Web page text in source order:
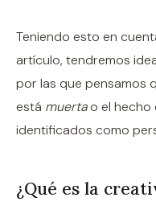
Teniendo esto en
artículo, tendremos
por las que pensamos
está muertao el hecho
identificados como
¿Qué es la